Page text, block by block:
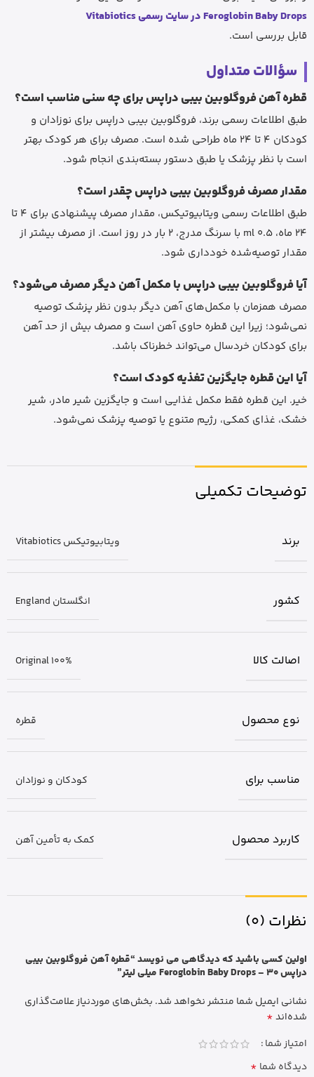
Feroglobin Baby Drops در سایت رسمی Vitabiotics
قابل بررسی است.
سؤالات متداول
قطره آهن فروگلوبین بیبی دراپس برای چه سنی مناسب است؟
طبق اطلاعات رسمی برند، فروگلوبین بیبی دراپس برای نوزادان و
کودکان 4 تا 24 ماه طراحی شده است. مصرف برای هر کودک بهتر
است با نظر پزشک یا طبق دستور بسته‌بندی انجام شود.
مقدار مصرف فروگلوبین بیبی دراپس چقدر است؟
طبق اطلاعات رسمی ویتابیوتیکس، مقدار مصرف پیشنهادی برای 4 تا
24 ماه، 0.5 ml با سرنگ مدرج، 2 بار در روز است. از مصرف بیشتر از
مقدار توصیه‌شده خودداری شود.
آیا فروگلوبین بیبی دراپس با مکمل آهن دیگر مصرف می‌شود؟
مصرف همزمان با مکمل‌های آهن دیگر بدون نظر پزشک توصیه
نمی‌شود؛ زیرا این قطره حاوی آهن است و مصرف بیش از حد آهن
برای کودکان خردسال می‌تواند خطرناک باشد.
آیا این قطره جایگزین تغذیه کودک است؟
خیر. این قطره فقط مکمل غذایی است و جایگزین شیر مادر، شیر
خشک، غذای کمکی، رژیم متنوع یا توصیه پزشک نمی‌شود.
توضیحات تکمیلی
برند ویتابیوتیکس Vitabiotics
کشور انگلستان England
اصالت کالا Original 100%
نوع محصول قطره
مناسب برای کودکان و نوزادان
کاربرد محصول کمک به تأمین آهن
نظرات (0)
اولین کسی باشید که دیدگاهی می نویسد “قطره آهن فروگلوبین بیبی
دراپس Feroglobin Baby Drops – 30 میلی لیتر”
نشانی ایمیل شما منتشر نخواهد شد. بخش‌های موردنیاز علامت‌گذاری
شده‌اند*
امتیاز شما
دیدگاه شما *